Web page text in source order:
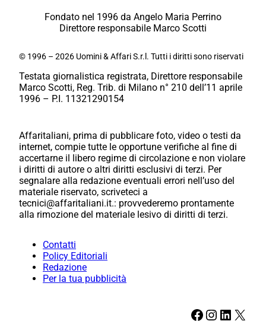
Fondato nel 1996 da Angelo Maria Perrino
Direttore responsabile Marco Scotti
© 1996 – 2026 Uomini & Affari S.r.l. Tutti i diritti sono riservati
Testata giornalistica registrata, Direttore responsabile
Marco Scotti, Reg. Trib. di Milano n° 210 dell’11 aprile
1996 – P.I. 11321290154
Affaritaliani, prima di pubblicare foto, video o testi da
internet, compie tutte le opportune verifiche al fine di
accertarne il libero regime di circolazione e non violare
i diritti di autore o altri diritti esclusivi di terzi. Per
segnalare alla redazione eventuali errori nell’uso del
materiale riservato, scriveteci a
tecnici@affaritaliani.it.: provvederemo prontamente
alla rimozione del materiale lesivo di diritti di terzi.
Contatti
Policy Editoriali
Redazione
Per la tua pubblicità
Facebook Instagram LinkedIn X